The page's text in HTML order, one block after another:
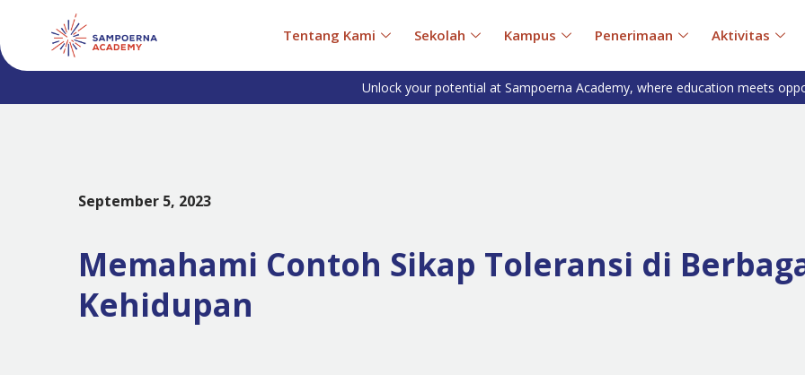
Tentang Kami Sekolah Kampus Penerimaan Aktivitas
Unlock your potential at Sampoerna Academy, where education meets
September 5, 2023
Memahami Contoh Sikap Toleransi di
Kehidupan